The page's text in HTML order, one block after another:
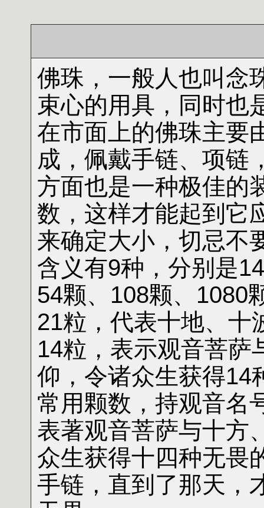
佛珠，一般人也叫念
束心的用具，同时也
在市面上的佛珠主要
成，佩戴手链、项链
方面也是一种极佳的
数，这样才能起到它
来确定大小，切忌不
含义有9种，分别是
54颗、108颗、1080
21粒，代表十地、
14粒，表示观音菩萨
仰，令诸众生获得14
常用颗数，持观音名
表著观音菩萨与十方
众生获得十四种无畏
手链，直到了那天，